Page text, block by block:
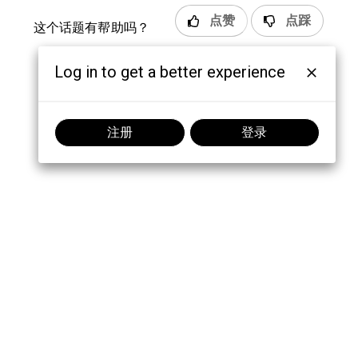
这个话题有帮助吗？ 点赞 点踩
Log in to get a better experience
注册 登录